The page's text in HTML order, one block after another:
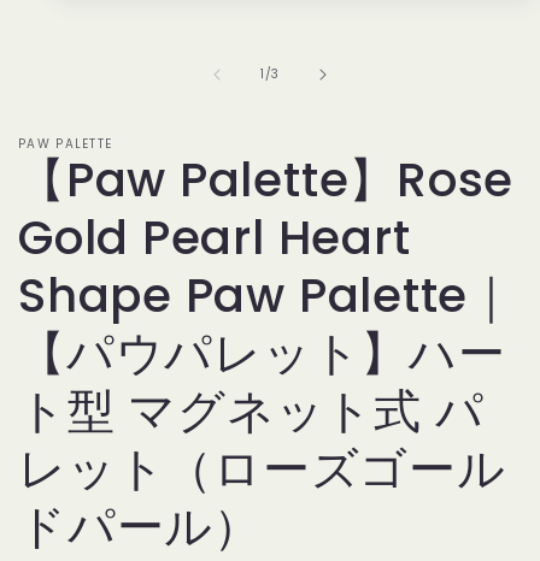
ア
(1)
を
開
く
1 /の
3
PAW PALETTE
【Paw Palette】Rose
Gold Pearl Heart
Shape Paw Palette｜
【パウパレット】ハー
ト型 マグネット式 パ
レット（ローズゴール
ドパール）